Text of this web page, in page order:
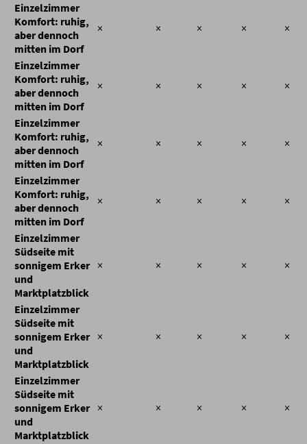
Einzelzimmer
Komfort: ruhig,
aber dennoch
mitten im Dorf
× × × × ×
Einzelzimmer
Komfort: ruhig,
aber dennoch
mitten im Dorf
× × × × ×
Einzelzimmer
Komfort: ruhig,
aber dennoch
mitten im Dorf
× × × × ×
Einzelzimmer
Komfort: ruhig,
aber dennoch
mitten im Dorf
× × × × ×
Einzelzimmer
Südseite mit
sonnigem Erker
und
Marktplatzblick
× × × × ×
Einzelzimmer
Südseite mit
sonnigem Erker
und
Marktplatzblick
× × × × ×
Einzelzimmer
Südseite mit
sonnigem Erker
und
Marktplatzblick
× × × × ×